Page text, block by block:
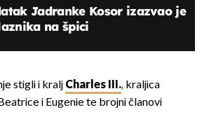
Jadranke Kosor izazvao je
na špici
stigli i kralj Charles III., kraljica
i Eugenie te brojni članovi